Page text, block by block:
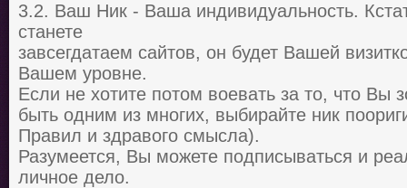
3.2. Ваш Ник - Ваша индивидуальность.
станете
завсегдатаем сайтов, он будет Вашей
Вашем уровне.
Если не хотите потом воевать за то, что Вы
быть одним из многих, выбирайте ник
Правил и здравого смысла).
Разумеется, Вы можете подписываться и
личное дело.